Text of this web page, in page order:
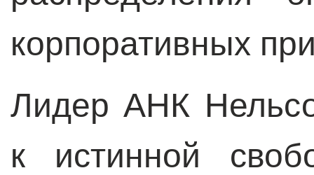
корпоративных
Лидер АНК
к истинной